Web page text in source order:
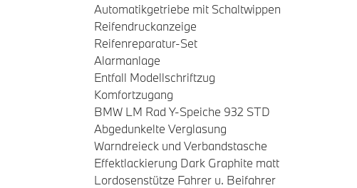
Automatikgetriebe mit Schaltwippen
Reifendruckanzeige
Reifenreparatur-Set
Alarmanlage
Entfall Modellschriftzug
Komfortzugang
BMW LM Rad Y-Speiche 932 STD
Abgedunkelte Verglasung
Warndreieck und Verbandstasche
Effektlackierung Dark Graphite matt
Lordosenstütze Fahrer u. Beifahrer